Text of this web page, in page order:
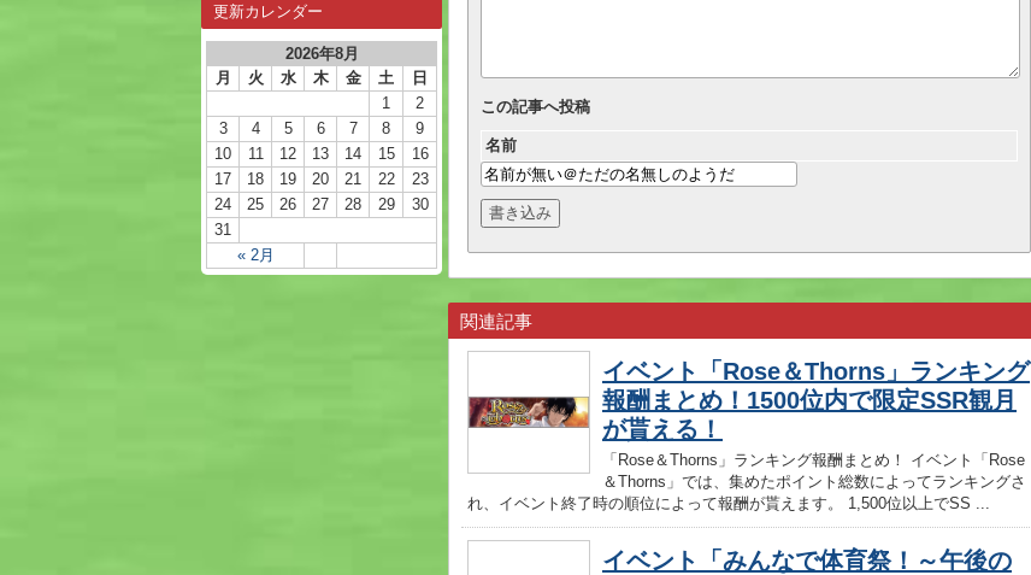
更新カレンダー
2026年8月
月
火 水 木 金 土 日
« 2月
1
2
3
4 5 6 7 8
9
10
11 12 13 14 15
16
17
18 19 20 21 22
23
24
25 26 27 28 29
30
31
この記事へ投稿
名前
関連記事
イベント「Rose＆Thorns」ランキング
報酬まとめ！1500位内で限定SSR観月
が貰える！
「Rose＆Thorns」ランキング報酬まとめ！ イベント「Rose
＆Thorns」では、集めたポイント総数によってランキングさ
れ、イベント終了時の順位によって報酬が貰えます。 1,500位以上でSS ...
イベント「みんなで体育祭！～午後の